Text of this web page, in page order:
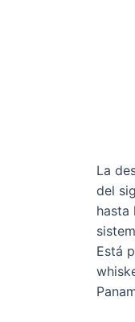
La
del
hasta
Está